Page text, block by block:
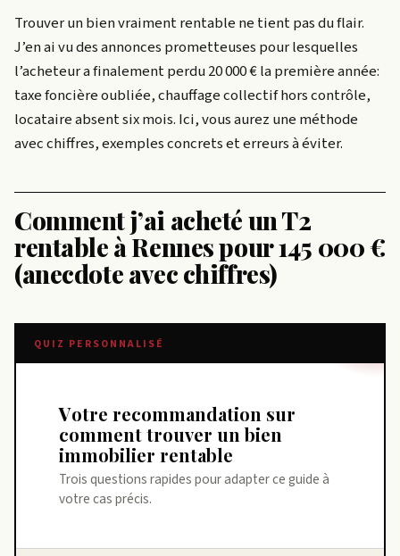
Trouver un bien vraiment rentable ne tient pas du flair.
J’en ai vu des annonces prometteuses pour lesquelles
l’acheteur a finalement perdu 20 000 € la première année:
taxe foncière oubliée, chauffage collectif hors contrôle,
locataire absent six mois. Ici, vous aurez une méthode
avec chiffres, exemples concrets et erreurs à éviter.
Comment j’ai acheté un T2
rentable à Rennes pour 145 000 €
(anecdote avec chiffres)
QUIZ PERSONNALISÉ
Votre recommandation sur
comment trouver un bien
immobilier rentable
Trois questions rapides pour adapter ce guide à
votre cas précis.